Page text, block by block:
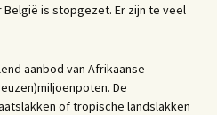
België is stopgezet. Er zijn te veel
aanbod van Afrikaanse
De
of tropische landslakken